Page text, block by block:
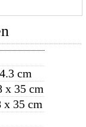
cm
x 35 cm
x 35 cm